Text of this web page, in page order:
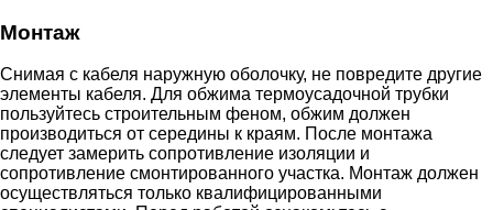
Монтаж
Снимая с кабеля наружную оболочку, не повредите другие
элементы кабеля. Для обжима термоусадочной трубки
пользуйтесь строительным феном, обжим должен
производиться от середины к краям. После монтажа
следует замерить сопротивление изоляции и
сопротивление смонтированного участка. Монтаж должен
осуществляться только квалифицированными